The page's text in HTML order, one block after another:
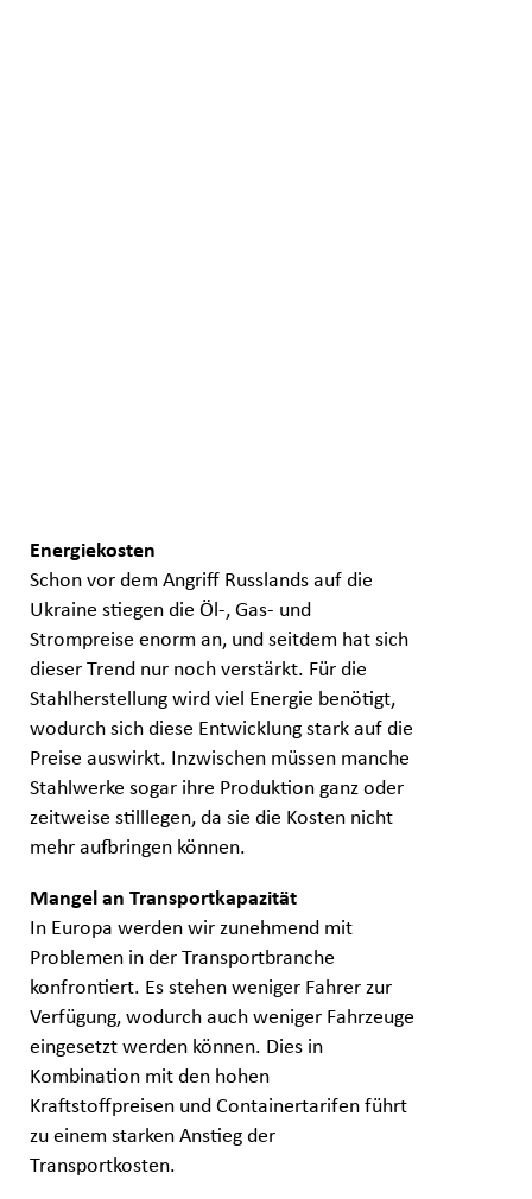
Energiekosten
Schon vor dem Angriff Russlands auf die
Ukraine stiegen die Öl-, Gas- und
Strompreise enorm an, und seitdem hat sich
dieser Trend nur noch verstärkt. Für die
Stahlherstellung wird viel Energie benötigt,
wodurch sich diese Entwicklung stark auf die
Preise auswirkt. Inzwischen müssen manche
Stahlwerke sogar ihre Produktion ganz oder
zeitweise stilllegen, da sie die Kosten nicht
mehr aufbringen können.
Mangel an Transportkapazität
In Europa werden wir zunehmend mit
Problemen in der Transportbranche
konfrontiert. Es stehen weniger Fahrer zur
Verfügung, wodurch auch weniger Fahrzeuge
eingesetzt werden können. Dies in
Kombination mit den hohen
Kraftstoffpreisen und Containertarifen führt
zu einem starken Anstieg der
Transportkosten.